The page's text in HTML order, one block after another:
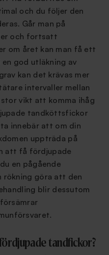
och du följer den
Går man på
och fortsatt
om året kan man få ett
god utläkning av
kan det krävas mer
intervaller mellan
vikt att komma ihåg
tandköttsfickor
innebär att om din
uppträda på
att få fördjupade
en pågående
rökning göra att den
blir dessutom
tandfickor?